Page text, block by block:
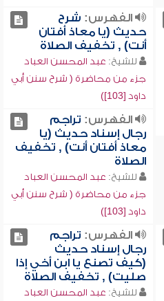
الفهرس: شرح
حديث (يا معاذ أفتان
أنت) , تخفيف الصلاة
للشيخ: عبد المحسن العباد
جزء من محاضرة ( شرح سنن أبي
داود [103])
الفهرس: تراجم
رجال إسناد حديث (يا
معاذ أفتان أنت) , تخفيف
الصلاة
للشيخ: عبد المحسن العباد
جزء من محاضرة ( شرح سنن أبي
داود [103])
الفهرس: تراجم
رجال إسناد حديث
(كيف تصنع يا ابن أخي إذا
صليت) , تخفيف الصلاة
للشيخ: عبد المحسن العباد